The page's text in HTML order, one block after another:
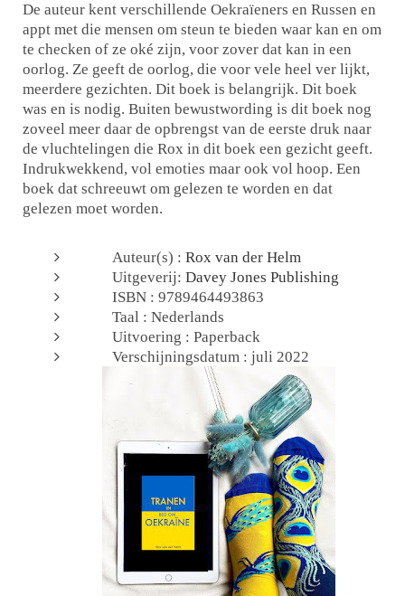
De auteur kent verschillende Oekraïeners en Russen en
appt met die mensen om steun te bieden waar kan en om
te checken of ze oké zijn, voor zover dat kan in een
oorlog. Ze geeft de oorlog, die voor vele heel ver lijkt,
meerdere gezichten. Dit boek is belangrijk. Dit boek
was en is nodig. Buiten bewustwording is dit boek nog
zoveel meer daar de opbrengst van de eerste druk naar
de vluchtelingen die Rox in dit boek een gezicht geeft.
Indrukwekkend, vol emoties maar ook vol hoop. Een
boek dat schreeuwt om gelezen te worden en dat
gelezen moet worden.
Auteur(s) : Rox van der Helm
Uitgeverij: Davey Jones Publishing
ISBN : 9789464493863
Taal : Nederlands
Uitvoering : Paperback
Verschijningsdatum : juli 2022